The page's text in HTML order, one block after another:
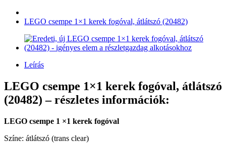
LEGO csempe 1×1 kerek fogóval, átlátszó (20482)
Leírás
LEGO csempe 1×1 kerek fogóval, átlátszó
(20482) – részletes információk:
LEGO csempe 1 ×1 kerek fogóval
Színe: átlátszó (trans clear)